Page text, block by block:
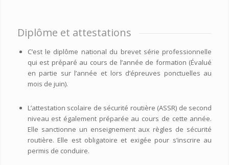
Diplôme et attestations
C’est le diplôme national du brevet série professionnelle
qui est préparé au cours de l’année de formation (Évalué
en partie sur l’année et lors d’épreuves ponctuelles au
mois de juin).
L’attestation scolaire de sécurité routière (ASSR) de second
niveau est également préparée au cours de cette année.
Elle sanctionne un enseignement aux règles de sécurité
routière. Elle est obligatoire et exigée pour s’inscrire au
permis de conduire.